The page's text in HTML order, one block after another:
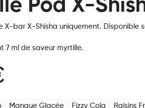
Pod X-
X-bar X-Shisha uniquement. Disponible
7 ml de saveur myrtille.
Mangue Glacée Fizzy Cola Raisins